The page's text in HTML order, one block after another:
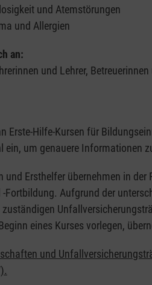
und Atemstörungen
und Allergien
an:
und Lehrer,
Erste-Hilfe-Kursen für
ein, um genauere Informationen
und Ersthelfer übernehmen in
Fortbildung. Aufgrund der
eines Kurses vorlegen,
und